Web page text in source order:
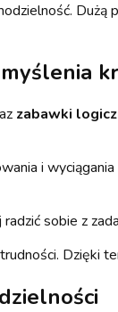
Dużą
zabawki
i
sobie z
Dzięki